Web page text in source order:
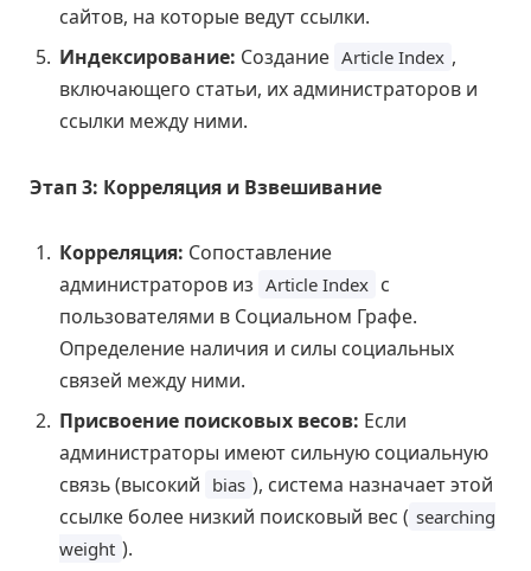
сайтов, на которые ведут ссылки.
Индексирование: Создание Article Index ,
включающего статьи, их администраторов и
ссылки между ними.
Этап 3: Корреляция и Взвешивание
Корреляция: Сопоставление
администраторов из Article Index с
пользователями в Социальном Графе.
Определение наличия и силы социальных
связей между ними.
Присвоение поисковых весов: Если
администраторы имеют сильную социальную
связь (высокий bias ), система назначает этой
ссылке более низкий поисковый вес ( searching
weight ).